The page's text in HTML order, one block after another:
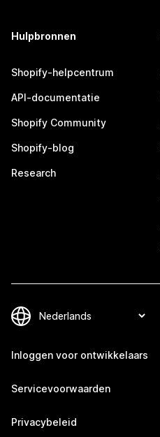
Hulpbronnen
Shopify-helpcentrum
API-documentatie
Shopify Community
Shopify-blog
Research
Inloggen voor ontwikkelaars
Servicevoorwaarden
Privacybeleid